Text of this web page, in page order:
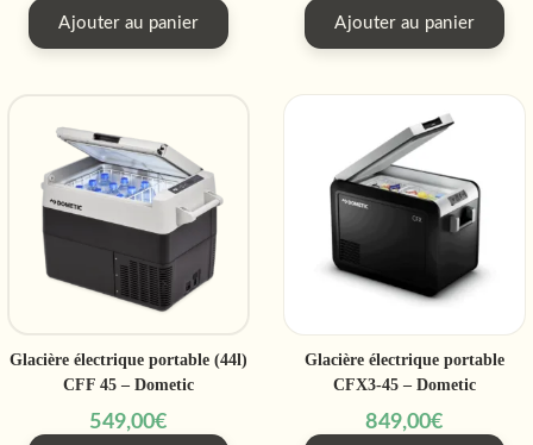
Ajouter au panier Ajouter au panier
Glacière électrique portable (44l)
CFF 45 – Dometic
549,00€
Glacière électrique portable
CFX3-45 – Dometic
849,00€